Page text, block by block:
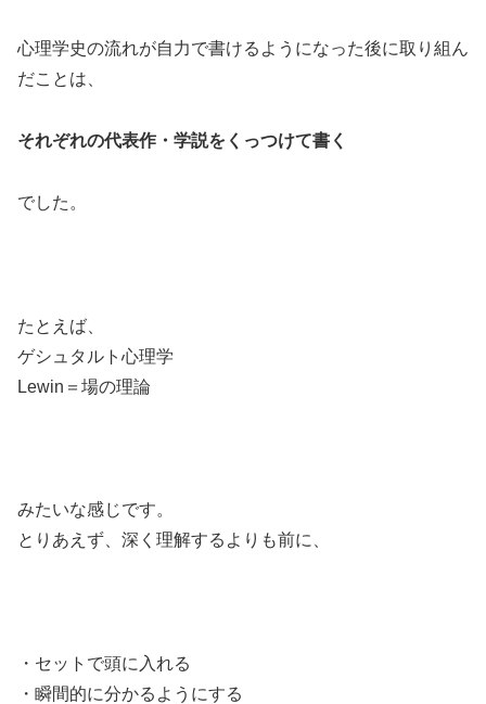
心理学史の流れが自力で書けるようになった後に取り組ん
だことは、
それぞれの代表作・学説をくっつけて書く
でした。
たとえば、
ゲシュタルト心理学
Lewin＝場の理論
みたいな感じです。
とりあえず、深く理解するよりも前に、
・セットで頭に入れる
・瞬間的に分かるようにする